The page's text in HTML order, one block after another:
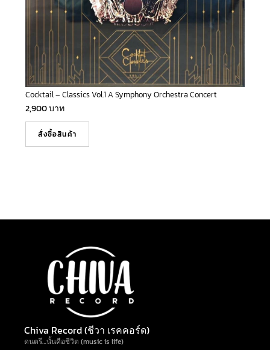
Cocktail – Classics Vol.1 A Symphony Orchestra Concert
2,900บาท
สั่งซื้อสินค้า
Chiva Record (ชีวา เรคคอร์ด)
ดนตรี…นั้นคือชีวิต (music is life)